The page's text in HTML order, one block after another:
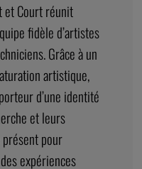
et Court réunit
fidèle d’artistes
Grâce à un
artistique,
d’une identité
et leurs
pour
expériences